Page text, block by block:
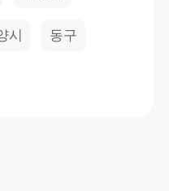
시 동구